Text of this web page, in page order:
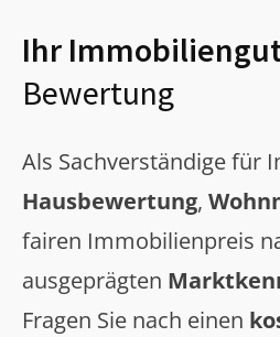
Ihr
Bewertung
Als Sachverständige für
Hausbewertung,
fairen Immobilienpreis
ausgeprägten
Fragen Sie nach einen